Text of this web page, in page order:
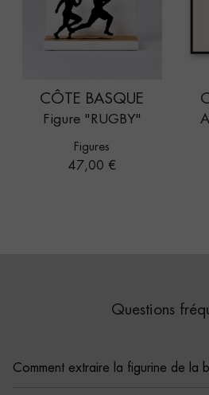
CÔTE BASQUE
Figure "RUGBY"
Figures
Prix
47,00 €
Questions
Comment extraire la figurine de la